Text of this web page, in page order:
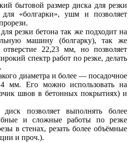
бытовой размер диска для резки
для «болгарки», ушм и позволяет
резки бетона так же подходит на
машину (болгарку), так же
отверстие 22,23 мм, но позволяет
спектр работ по резке, делать
диаметра и более — посадочное
мм. Его можно использовать на
швов в бетонных покрытиях) и
позволяет выполнять более
и сложные работы по резке
в стенах, резать более объёмные
и проч.).